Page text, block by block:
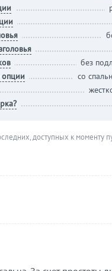
без
со
доступных к моменту